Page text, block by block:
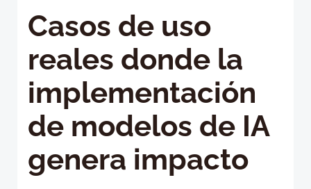
Casos de uso
reales donde la
implementación
de modelos de IA
genera impacto